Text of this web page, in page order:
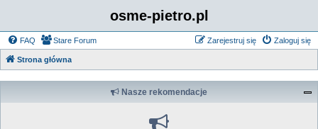
osme-pietro.pl
FAQ Zaloguj się
Zarejestruj się
Stare Forum
Strona główna
Nasze rekomendacje